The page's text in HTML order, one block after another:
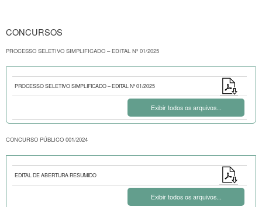
CONCURSOS
PROCESSO SELETIVO SIMPLIFICADO – EDITAL Nº 01/2025
PROCESSO SELETIVO SIMPLIFICADO – EDITAL Nº 01/2025
Exibir todos os arquivos...
CONCURSO PÚBLICO 001/2024
EDITAL DE ABERTURA RESUMIDO
Exibir todos os arquivos...